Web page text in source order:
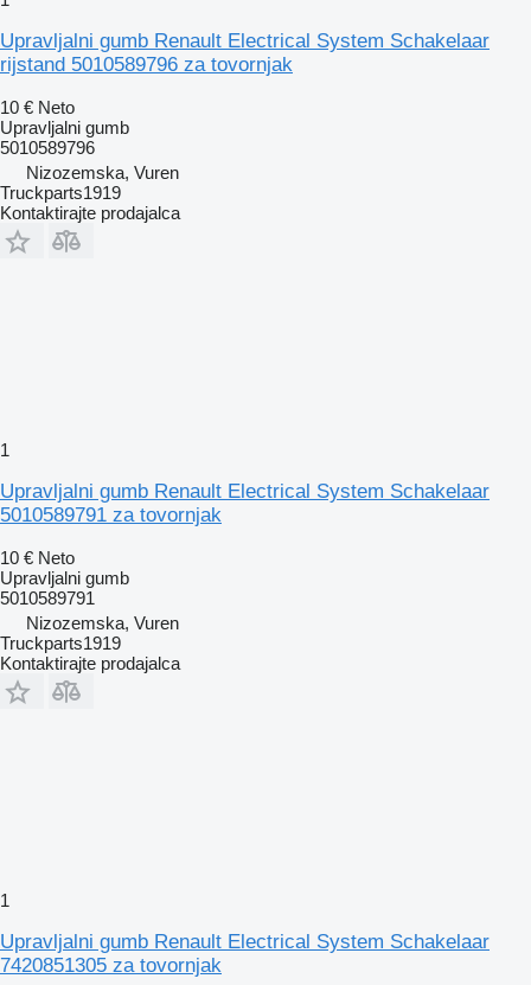
Upravljalni gumb Renault Electrical System Schakelaar
rijstand 5010589796 za tovornjak
10 € Neto
Upravljalni gumb
5010589796
Nizozemska, Vuren
Truckparts1919
Kontaktirajte prodajalca
1
Upravljalni gumb Renault Electrical System Schakelaar
5010589791 za tovornjak
10 € Neto
Upravljalni gumb
5010589791
Nizozemska, Vuren
Truckparts1919
Kontaktirajte prodajalca
1
Upravljalni gumb Renault Electrical System Schakelaar
7420851305 za tovornjak